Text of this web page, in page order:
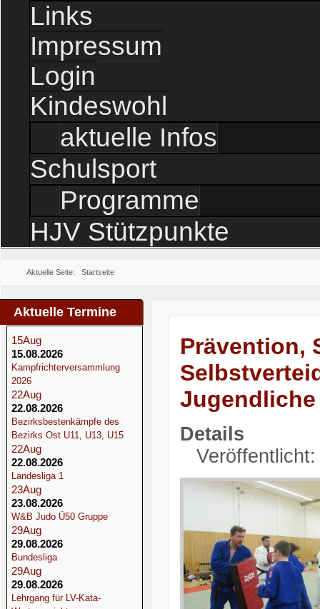
Links
Impressum
Login
Kindeswohl
aktuelle Infos
Schulsport
Programme
HJV Stützpunkte
Aktuelle Seite: Startseite
Aktuelle Termine
15Aug
15.08.2026
Kampfrichterversammlung
2026
22Aug
22.08.2026
Bezirksbestenkämpfe des
Bezirks Ost U11, U13, U15
22Aug
22.08.2026
Landesliga 1
23Aug
23.08.2026
W&B Judo Ü50 Gruppe
29Aug
29.08.2026
Bundesliga
29Aug
29.08.2026
Lehrgang für LV-Kata-
Prävention,
Jugendliche
Details